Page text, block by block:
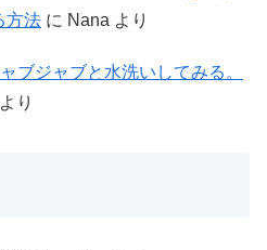
方法 に Nana より
ブジャブと水洗いしてみる。
より